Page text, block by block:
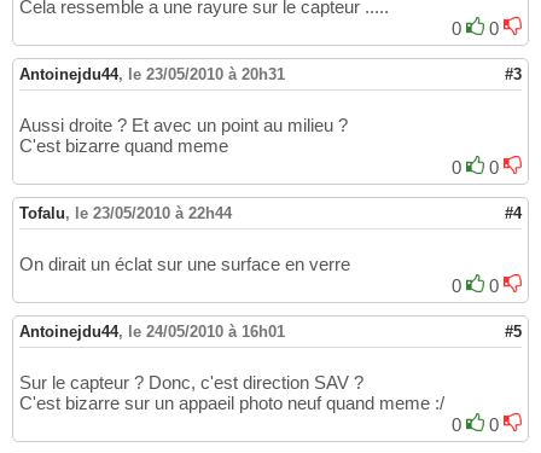
Cela ressemble a une rayure sur le capteur .....
0
0
Antoinejdu44, le 23/05/2010 à 20h31 #3
Aussi droite ? Et avec un point au milieu ?
C'est bizarre quand meme
0
0
Tofalu, le 23/05/2010 à 22h44 #4
On dirait un éclat sur une surface en verre
0
0
Antoinejdu44, le 24/05/2010 à 16h01 #5
Sur le capteur ? Donc, c'est direction SAV ?
C'est bizarre sur un appaeil photo neuf quand meme :/
0
0